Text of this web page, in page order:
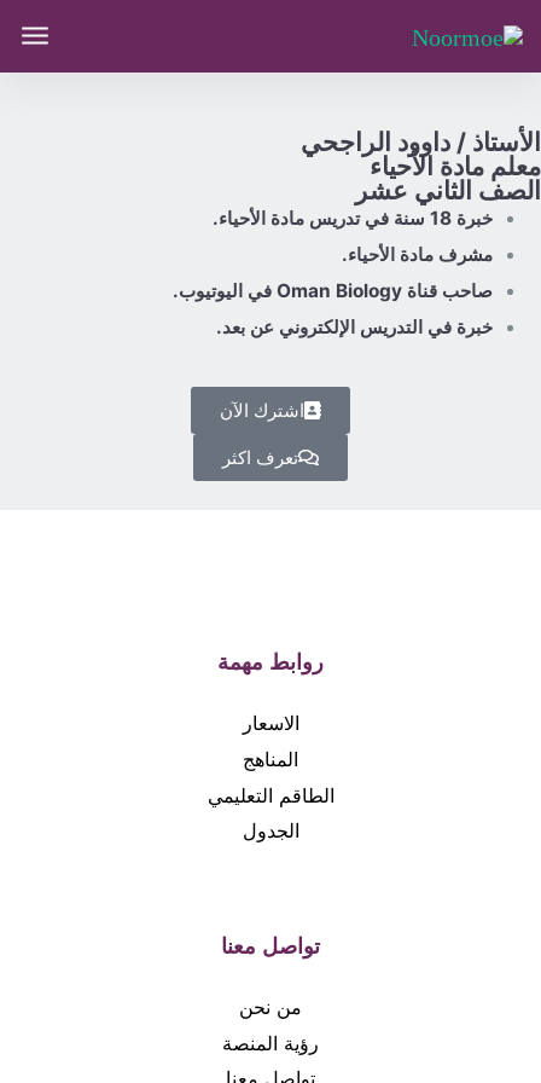
الأستاذ / داوود الراجحي
معلم مادة الأحياء
الصف الثاني عشر
خبرة 18 سنة في تدريس مادة الأحياء.
مشرف مادة الأحياء.
صاحب قناة Oman Biology في اليوتيوب.
خبرة في التدريس الإلكتروني عن بعد.
اشترك الآن
تعرف اكثر
روابط مهمة
الاسعار
المناهج
الطاقم التعليمي
الجدول
تواصل معنا
من نحن
رؤية المنصة